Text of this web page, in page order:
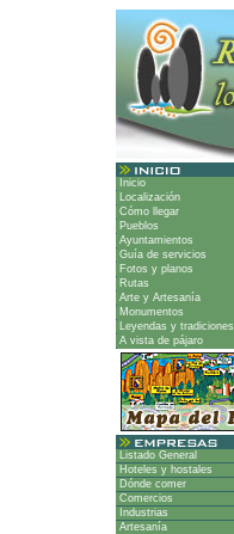
Inicio
Localización
Cómo llegar
Pueblos
Ayuntamientos
Guía de servicios
Fotos y planos
Rutas
Arte y Artesanía
Monumentos
Leyendas y tradiciones
A vista de pájaro
Listado General
Hoteles y hostales
Dónde comer
Comercios
Industrias
Artesanía